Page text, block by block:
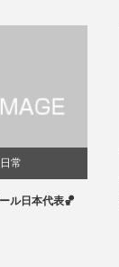
日常
ル日本代表🏀